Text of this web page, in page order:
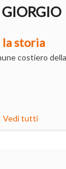
la storia
costiero
Vedi tutti